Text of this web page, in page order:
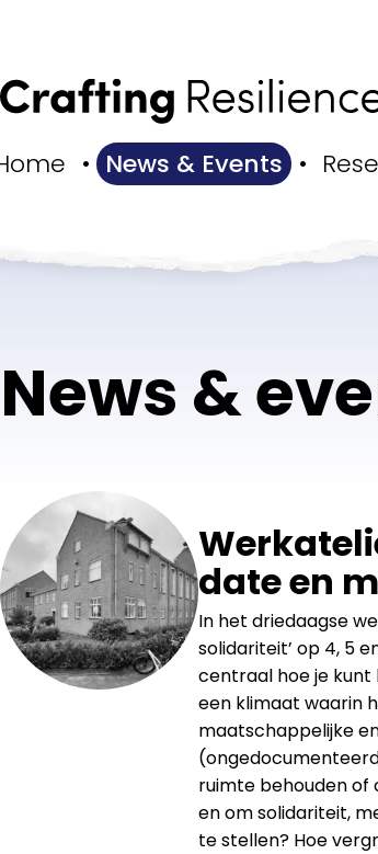
News & Events
News &
date en
In het driedaagse
solidariteit’ op 4, 5
centraal hoe je kunt
een klimaat waarin
maatschappelijke
ruimte behouden
en om solidariteit,
te stellen? Hoe